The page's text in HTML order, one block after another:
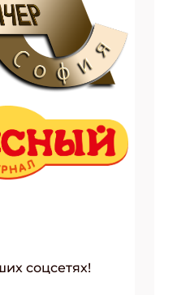
соцсетях!